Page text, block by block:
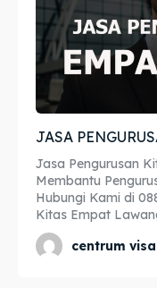
Apostille
Penerjemah
Asuransi
Apostille
Penerjemah
Asuransi
JASA
Jasa Pengurusan
Membantu
Hubungi Kami di
Kitas Empat
centrum visa